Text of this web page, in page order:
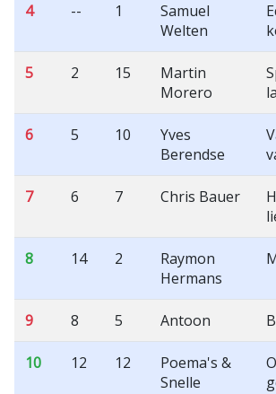
4 -- 1
Samuel
Welten
5 2 15
Martin
Morero
6 5 10
Yves
Berendse
7 6 7 Chris Bauer
8 14 2
Raymon
Hermans
9 8 5 Antoon
10 12 12
Poema's &
Snelle